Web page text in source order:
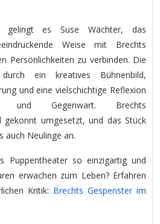
es Suse Wächter, das
Weise mit Brechts
Persönlichkeiten zu verbinden. Die
ein kreatives Bühnenbild,
und eine vielschichtige Reflexion
und Gegenwart. Brechts
gekonnt umgesetzt, und das Stück
auch Neulinge an.
Puppentheater so einzigartig und
erwachen zum Leben? Erfahren
Kritik: Brechts Gespenster im